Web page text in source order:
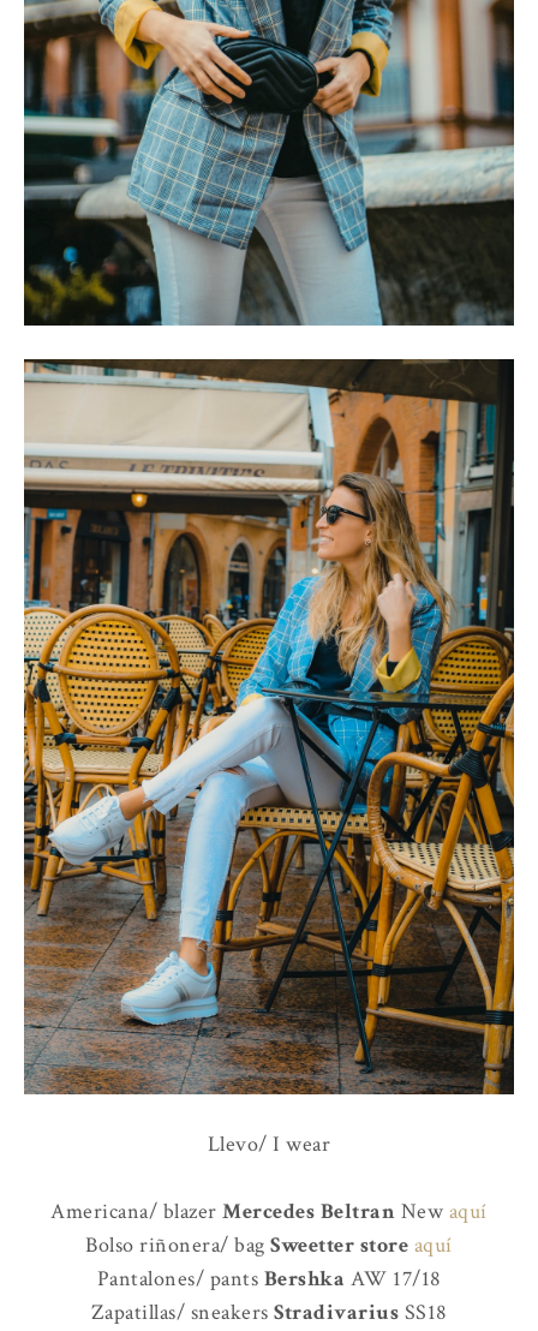
Llevo/ I wear
Americana/ blazer Mercedes Beltran New aquí
Bolso riñonera/ bag Sweetter store aquí
Pantalones/ pants Bershka AW 17/18
Zapatillas/ sneakers Stradivarius SS18